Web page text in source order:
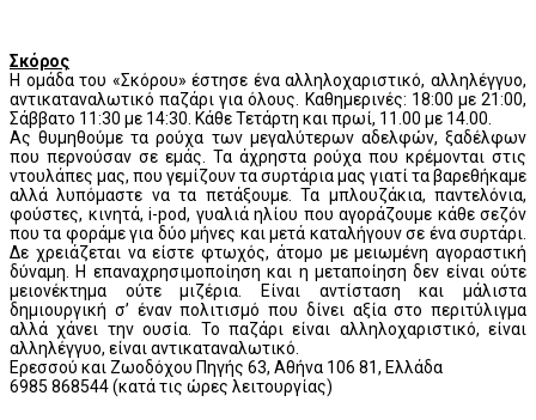
Σκόρος
Η ομάδα του «Σκόρου» έστησε ένα αλληλοχαριστικό, αλληλέγγυο,
αντικαταναλωτικό παζάρι για όλους. Καθημερινές: 18:00 με 21:00,
Σάββατο 11:30 με 14:30. Κάθε Τετάρτη και πρωί, 11.00 με 14.00.
Ας θυμηθούμε τα ρούχα των μεγαλύτερων αδελφών, ξαδέλφων
που περνούσαν σε εμάς. Τα άχρηστα ρούχα που κρέμονται στις
ντουλάπες μας, που γεμίζουν τα συρτάρια μας γιατί τα βαρεθήκαμε
αλλά λυπόμαστε να τα πετάξουμε. Τα μπλουζάκια, παντελόνια,
φούστες, κινητά, i-pod, γυαλιά ηλίου που αγοράζουμε κάθε σεζόν
που τα φοράμε για δύο μήνες και μετά καταλήγουν σε ένα συρτάρι.
Δε χρειάζεται να είστε φτωχός, άτομο με μειωμένη αγοραστική
δύναμη. Η επαναχρησιμοποίηση και η μεταποίηση δεν είναι ούτε
μειονέκτημα ούτε μιζέρια. Είναι αντίσταση και μάλιστα
δημιουργική σ’ έναν πολιτισμό που δίνει αξία στο περιτύλιγμα
αλλά χάνει την ουσία. Το παζάρι είναι αλληλοχαριστικό, είναι
αλληλέγγυο, είναι αντικαταναλωτικό.
Ερεσσού και Ζωοδόχου Πηγής 63, Αθήνα 106 81, Ελλάδα
6985 868544 (κατά τις ώρες λειτουργίας)